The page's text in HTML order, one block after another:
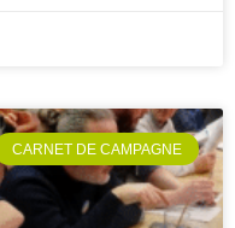
CARNET DE CAMPAGNE